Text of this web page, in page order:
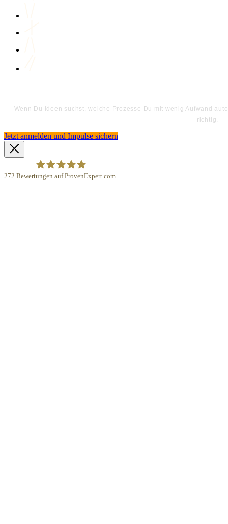
Wenn Du Ideen suchst, welche Prozesse Du mit wenig Aufwand
richtig.
Jetzt anmelden und Impulse sichern
272 Bewertungen auf ProvenExpert.com